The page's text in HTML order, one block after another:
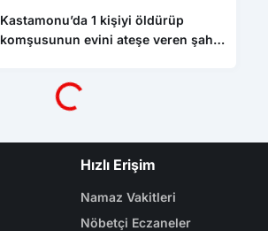
Kastamonu’da 1 kişiyi öldürüp
komşusunun evini ateşe veren şahıs
Yükleniyor...
Hızlı Erişim
Namaz Vakitleri
Nöbetçi Eczaneler